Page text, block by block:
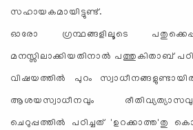
സഹായകമായിട്ടുണ്ട്.
ഓരോ ഗ്രന്ഥങ്ങളിലൂടെ
മനസ്സിലാക്കിയതിനാല്‍ പത്തുകിതാബ്
വിഷയത്തില്‍ പുറം
ആശയസ്വാധീനവും
ചെറുപ്പത്തില്‍ പഠിച്ചത് 'ഉറക്കാത്ത'തു